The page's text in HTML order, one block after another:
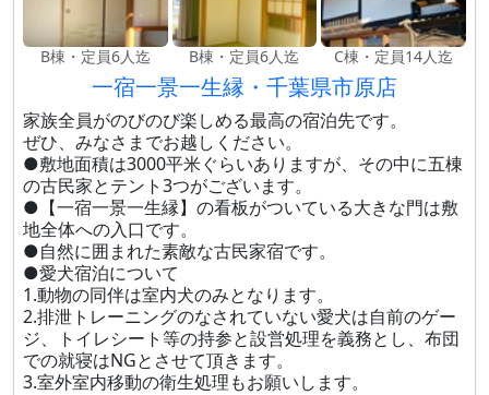
B棟・定員6人迄 B棟・定員6人迄 C棟・定員14人迄
一宿一景一生縁・千葉県市原店
家族全員がのびのび楽しめる最高の宿泊先です。
ぜひ、みなさまでお越しください。
●敷地面積は3000平米ぐらいありますが、その中に五棟
の古民家とテント3つがございます。
●【一宿一景一生縁】の看板がついている大きな門は敷
地全体への入口です。
●自然に囲まれた素敵な古民家宿です。
●愛犬宿泊について
1.動物の同伴は室内犬のみとなります。
2.排泄トレーニングのなされていない愛犬は自前のゲー
ジ、トイレシート等の持参と設営処理を義務とし、布団
での就寝はNGとさせて頂きます。
3.室外室内移動の衛生処理もお願いします。